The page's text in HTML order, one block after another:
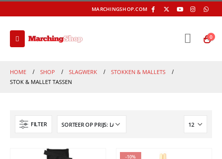
MARCHINGSHOP.COM
0
HOME SHOP SLAGWERK
STOKKEN & MALLETS
STOK & MALLET TASSEN
FILTER
-10%